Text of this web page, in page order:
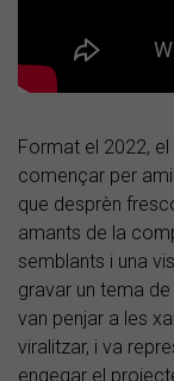
Format el 2022,
començar per
que desprèn
amants de la
semblants i una
gravar un tema de
van penjar a les
viralitzar, i va
engegar el